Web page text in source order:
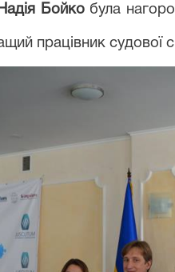
Надія Бойкобула
працівник судової